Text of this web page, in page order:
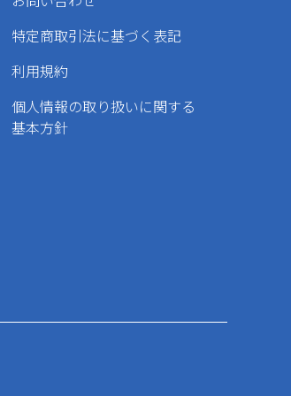
特定商取引法に基づく表記
利用規約
個人情報の取り扱いに関する
基本方針